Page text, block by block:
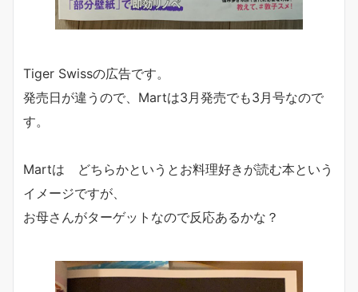
Tiger Swissの広告です。
発売日が違うので、Martは3月発売でも3月号なので
す。
Martは どちらかというとお料理好きが読む本という
イメージですが、
お母さんがターゲットなので反応あるかな？